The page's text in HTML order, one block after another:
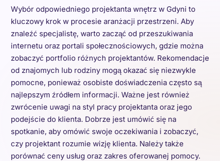
Wybór odpowiedniego projektanta wnętrz w Gdyni to
kluczowy krok w procesie aranżacji przestrzeni. Aby
znaleźć specjalistę, warto zacząć od przeszukiwania
internetu oraz portali społecznościowych, gdzie można
zobaczyć portfolio różnych projektantów. Rekomendacje
od znajomych lub rodziny mogą okazać się niezwykle
pomocne, ponieważ osobiste doświadczenia często są
najlepszym źródłem informacji. Ważne jest również
zwrócenie uwagi na styl pracy projektanta oraz jego
podejście do klienta. Dobrze jest umówić się na
spotkanie, aby omówić swoje oczekiwania i zobaczyć,
czy projektant rozumie wizję klienta. Należy także
porównać ceny usług oraz zakres oferowanej pomocy.